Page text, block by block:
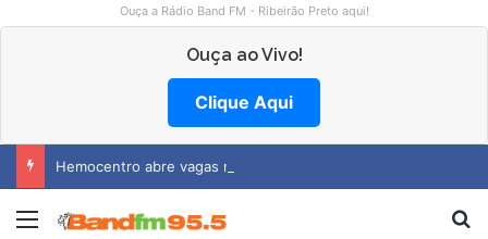
Ouça a Rádio Band FM - Ribeirão Preto aqui!
Ouça ao Vivo!
Clique Aqui
Hemocentro abre vagas na região
Menu